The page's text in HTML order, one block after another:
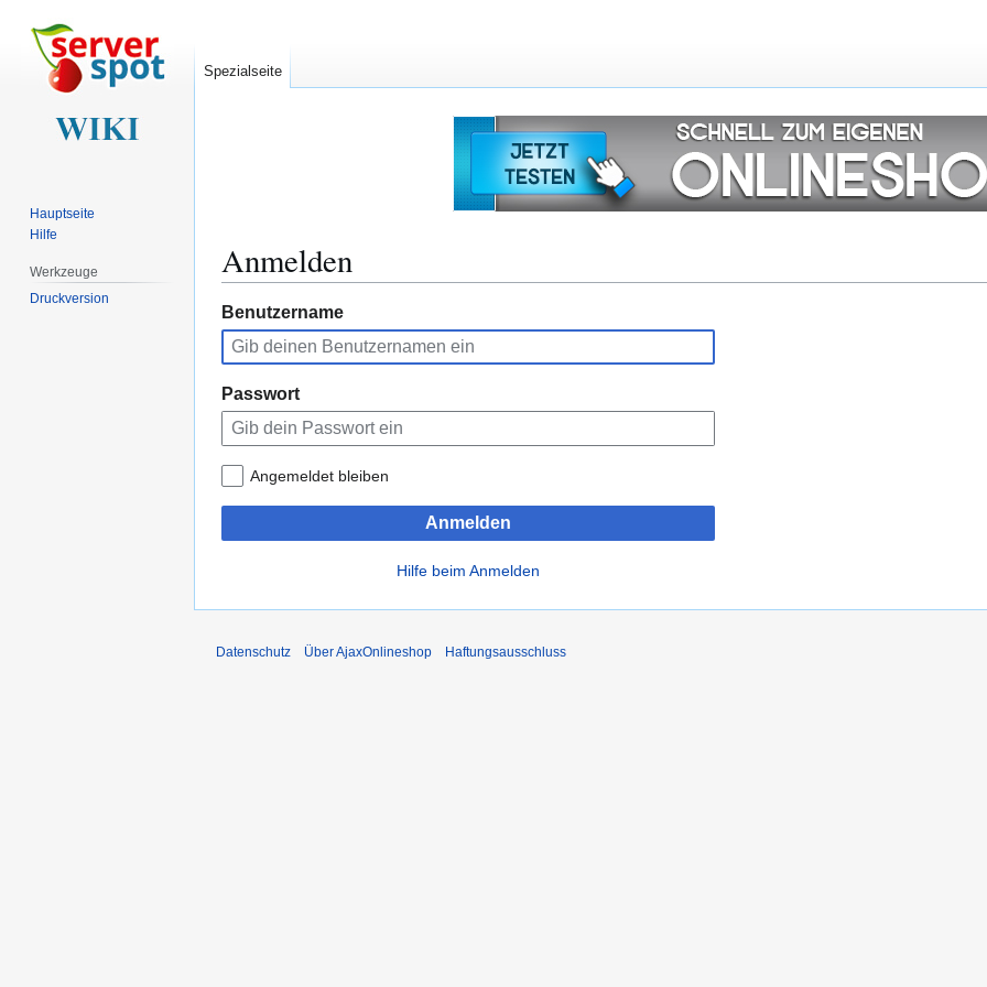
Anmelden
Zur
Navigation
springen
Zur
Suche
springen
Benutzername
Passwort
Angemeldet bleiben
Anmelden
Hilfe beim Anmelden
Spezialseite
Hauptseite
Hilfe
Werkzeuge
Druckversion
Datenschutz Über AjaxOnlineshop Haftungsausschluss